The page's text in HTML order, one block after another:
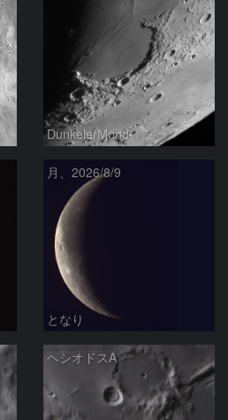
DunkelerMond
月、2026/8/9
となり
ヘシオドスA